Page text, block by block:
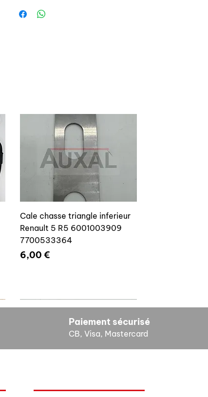
Cale chasse triangle inferieur
Renault 5 R5 6001003909
7700533364
Prix
6,00 €
Paiement sécurisé
CB, Visa, Mastercard